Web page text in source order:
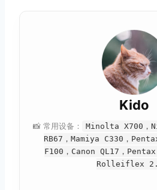
Kido
📸 常用设备：
Minolta X700，
RB67，Mamiya C330，
F100，Canon QL17，
Rolleiflex